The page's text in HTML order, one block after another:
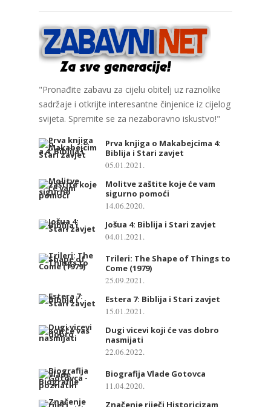
"Pronađite zabavu za cijelu obitelj uz raznolike
sadržaje i otkrijte interesantne činjenice iz cijelog
svijeta. Spremite se za nezaboravno iskustvo!"
Prva knjiga o Makabejcima 4:
Biblija i Stari zavjet
05.01.2021.
Molitve zaštite koje će vam
sigurno pomoći
14.06.2020.
Jošua 4: Biblija i Stari zavjet
04.01.2021.
Trileri: The Shape of Things to
Come (1979)
25.09.2021.
Estera 7: Biblija i Stari zavjet
15.01.2021.
Dugi vicevi koji će vas dobro
nasmijati
22.06.2022.
Biografija Vlade Gotovca
11.04.2020.
Značenje riječi Historicizam